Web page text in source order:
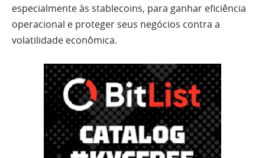
especialmente às stablecoins, para ganhar eficiência
operacional e proteger seus negócios contra a
volatilidade econômica.